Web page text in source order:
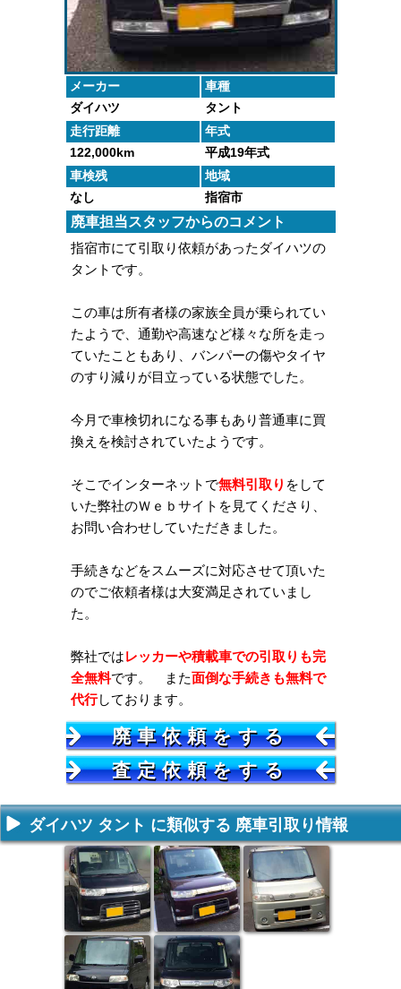
メーカー
車種
ダイハツ
タント
走行距離
年式
122,000km
平成19年式
車検残
地域
なし
指宿市
廃車担当スタッフからのコメント
指宿市にて引取り依頼があったダイハツの
タントです。
この車は所有者様の家族全員が乗られてい
たようで、通勤や高速など様々な所を走っ
ていたこともあり、バンパーの傷やタイヤ
のすり減りが目立っている状態でした。
今月で車検切れになる事もあり普通車に買
換えを検討されていたようです。
そこでインターネットで無料引取り をして
いた弊社のＷｅｂサイトを見てくださり、
お問い合わせしていただきました。
手続きなどをスムーズに対応させて頂いた
のでご依頼者様は大変満足されていまし
た。
弊社ではレッカーや積載車での引取りも完
全無料です。 また面倒な手続きも無料で
代行しております。
廃車依頼をする
査定依頼をする
ダイハツ タント に類似する 廃車引取り情報